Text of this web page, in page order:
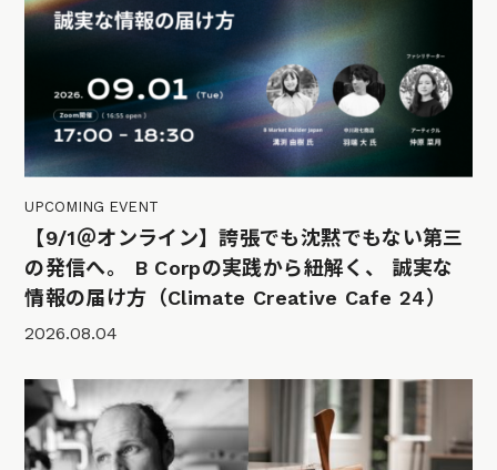
UPCOMING EVENT
【9/1＠オンライン】誇張でも沈黙でもない第三
の発信へ。 B Corpの実践から紐解く、 誠実な
情報の届け方（Climate Creative Cafe 24）
2026.08.04